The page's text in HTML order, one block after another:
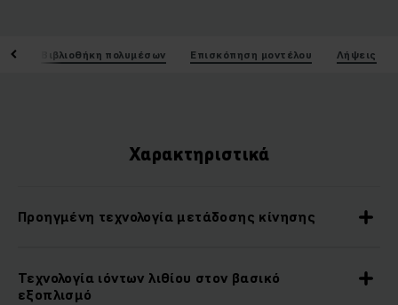
Βιβλιοθήκη πολυμέσων Επισκόπηση μοντέλου Λήψεις
Χαρακτηριστικά
Προηγμένη τεχνολογία μετάδοσης κίνησης
Τεχνολογία ιόντων λιθίου στον βασικό
εξοπλισμό